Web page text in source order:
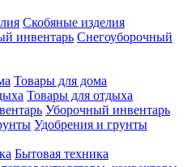
Скобяные изделия
Снегоуборочный
Товары для дома
Товары для отдыха
Уборочный инвентарь
Удобрения и грунты
Бытовая техника